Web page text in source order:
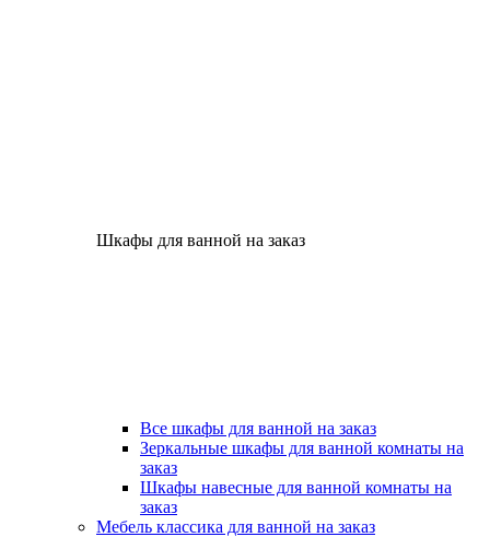
Шкафы для ванной на заказ
Все шкафы для ванной на заказ
Зеркальные шкафы для ванной комнаты на
заказ
Шкафы навесные для ванной комнаты на
заказ
Мебель классика для ванной на заказ